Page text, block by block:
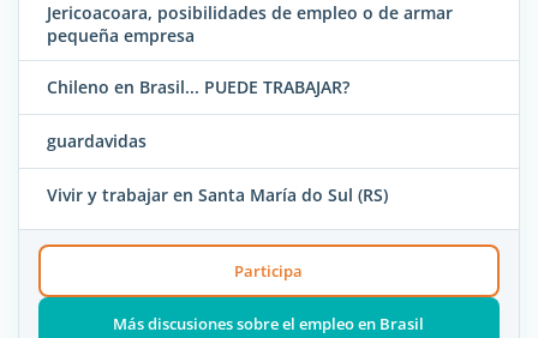
Jericoacoara, posibilidades de empleo o de armar
pequeña empresa
Chileno en Brasil... PUEDE TRABAJAR?
guardavidas
Vivir y trabajar en Santa María do Sul (RS)
Participa
Más discusiones sobre el empleo en Brasil